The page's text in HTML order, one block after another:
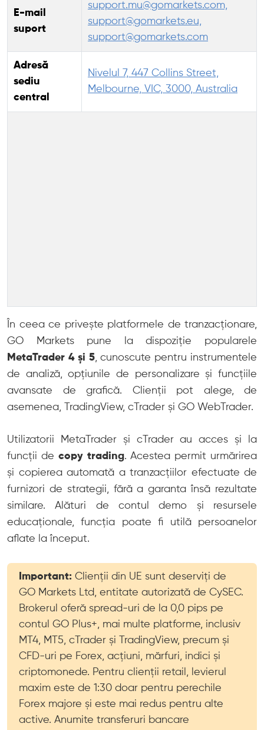
E-mail
suport
support.mu@gomarkets.com,
support@gomarkets.eu,
support@gomarkets.com
Adresă
sediu
central
Nivelul 7, 447 Collins Street,
Melbourne, VIC, 3000, Australia
În ceea ce privește platformele de tranzacționare,
GO Markets pune la dispoziție popularele
MetaTrader 4 și 5, cunoscute pentru instrumentele
de analiză, opțiunile de personalizare și funcțiile
avansate de grafică. Clienții pot alege, de
asemenea, TradingView, cTrader și GO WebTrader.
Utilizatorii MetaTrader și cTrader au acces și la
funcții de copy trading. Acestea permit urmărirea
și copierea automată a tranzacțiilor efectuate de
furnizori de strategii, fără a garanta însă rezultate
similare. Alături de contul demo și resursele
educaționale, funcția poate fi utilă persoanelor
aflate la început.
Important: Clienții din UE sunt deserviți de
GO Markets Ltd, entitate autorizată de CySEC.
Brokerul oferă spread-uri de la 0,0 pips pe
contul GO Plus+, mai multe platforme, inclusiv
MT4, MT5, cTrader și TradingView, precum și
CFD-uri pe Forex, acțiuni, mărfuri, indici și
criptomonede. Pentru clienții retail, levierul
maxim este de 1:30 doar pentru perechile
Forex majore și este mai redus pentru alte
active. Anumite transferuri bancare